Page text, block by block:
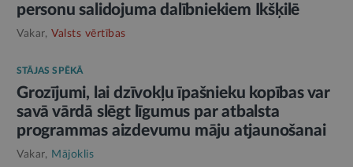
personu salidojuma dalībniekiem Ikšķilē
Vakar, Valsts vērtības
STĀJAS SPĒKĀ
Grozījumi, lai dzīvokļu īpašnieku kopības var
savā vārdā slēgt līgumus par atbalsta
programmas aizdevumu māju atjaunošanai
Vakar, Mājoklis